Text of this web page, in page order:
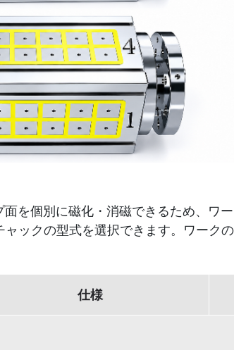
を個別に磁化・消磁できるため、ワ
ックの型式を選択できます。ワーク
仕様